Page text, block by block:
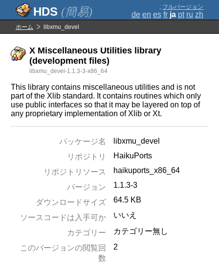
(簡易) ; フルバージョン
de en es fr ja pt ru zh
ホーム libxmu_devel
X Miscellaneous Utilities library
(development files)
libxmu_devel-1.1.3-3-x86_64
This library contains miscellaneous utilities and is not
part of the Xlib standard. It contains routines which only
use public interfaces so that it may be layered on top of
any proprietary implementation of Xlib or Xt.
パッケージ名
libxmu_devel
リポジトリ
HaikuPorts
リポジトリソース
haikuports_x86_64
バージョン
1.1.3-3
ダウンロードサイズ 64.5 KB
ソースコードは入手可か いいえ
カテゴリー
カテゴリー無し
このバージョンの閲覧回
数
2